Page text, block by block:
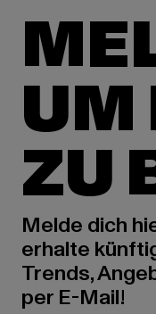
UM
ZU
Melde dich
erhalte
Trends,
per E-Mail!